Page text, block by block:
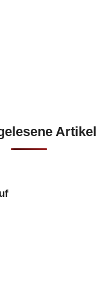
Artikel